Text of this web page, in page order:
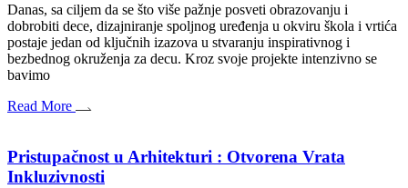
Danas, sa ciljem da se što više pažnje posveti obrazovanju i
dobrobiti dece, dizajniranje spoljnog uređenja u okviru škola i vrtića
postaje jedan od ključnih izazova u stvaranju inspirativnog i
bezbednog okruženja za decu. Kroz svoje projekte intenzivno se
bavimo
Read More
Pristupačnost u Arhitekturi : Otvorena Vrata
Inkluzivnosti